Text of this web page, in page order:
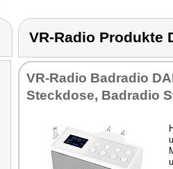
VR-Radio Produkte
VR-Radio Badradio
Steckdose, Badradio